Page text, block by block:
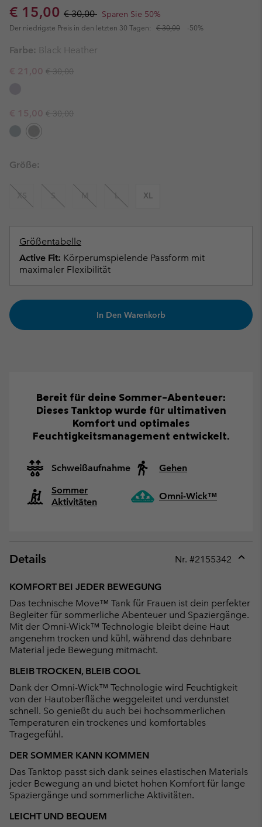
Sale price:
€ 15,00 Regular price:
€ 30,00 Sparen Sie 50%
Der niedrigste Preis in den letzten 30 Tagen: € 30,00 -50%
Farbe: Black Heather
Sale price:
€ 21,00 Regular price:
€ 30,00
Sale price:
€ 15,00 Regular price:
€ 30,00
Größe:
XS S M L XL
Größentabelle
Active Fit: Körperumspielende Passform mit
maximaler Flexibilität
In Den Warenkorb
Bereit für deine Sommer-Abenteuer:
Dieses Tanktop wurde für ultimativen
Komfort und optimales
Feuchtigkeitsmanagement entwickelt.
Schweißaufnahme
Gehen
Sommer
Aktivitäten
Omni-Wick™
Details Nr. #2155342
KOMFORT BEI JEDER BEWEGUNG
Das technische Move™ Tank für Frauen ist dein perfekter
Begleiter für sommerliche Abenteuer und Spaziergänge.
Mit der Omni-Wick™ Technologie bleibt deine Haut
angenehm trocken und kühl, während das dehnbare
Material jede Bewegung mitmacht.
BLEIB TROCKEN, BLEIB COOL
Dank der Omni-Wick™ Technologie wird Feuchtigkeit
von der Hautoberfläche weggeleitet und verdunstet
schnell. So genießt du auch bei hochsommerlichen
Temperaturen ein trockenes und komfortables
Tragegefühl.
DER SOMMER KANN KOMMEN
Das Tanktop passt sich dank seines elastischen Materials
jeder Bewegung an und bietet hohen Komfort für lange
Spaziergänge und sommerliche Aktivitäten.
LEICHT UND BEQUEM